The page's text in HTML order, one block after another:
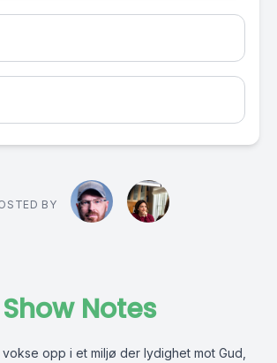
BY
Show Notes
opp i et miljø der lydighet mot Gud,